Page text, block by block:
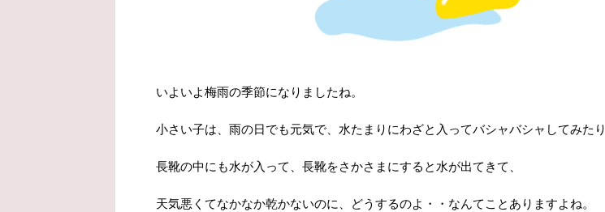
いよいよ梅雨の季節になりましたね。
小さい子は、雨の日でも元気で、水たまりにわざと入ってバシャバシャしてみたり
長靴の中にも水が入って、長靴をさかさまにすると水が出てきて、
天気悪くてなかなか乾かないのに、どうするのよ・・なんてことありますよね。